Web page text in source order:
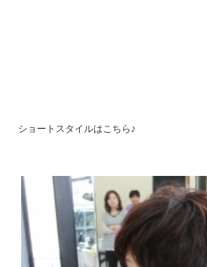
ショートスタイルはこちら♪